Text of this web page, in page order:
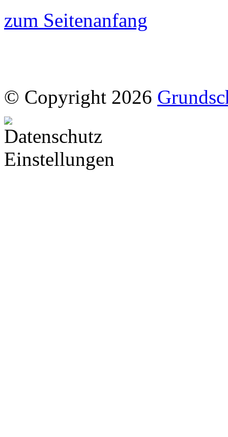
zum Seitenanfang
© Copyright 2026